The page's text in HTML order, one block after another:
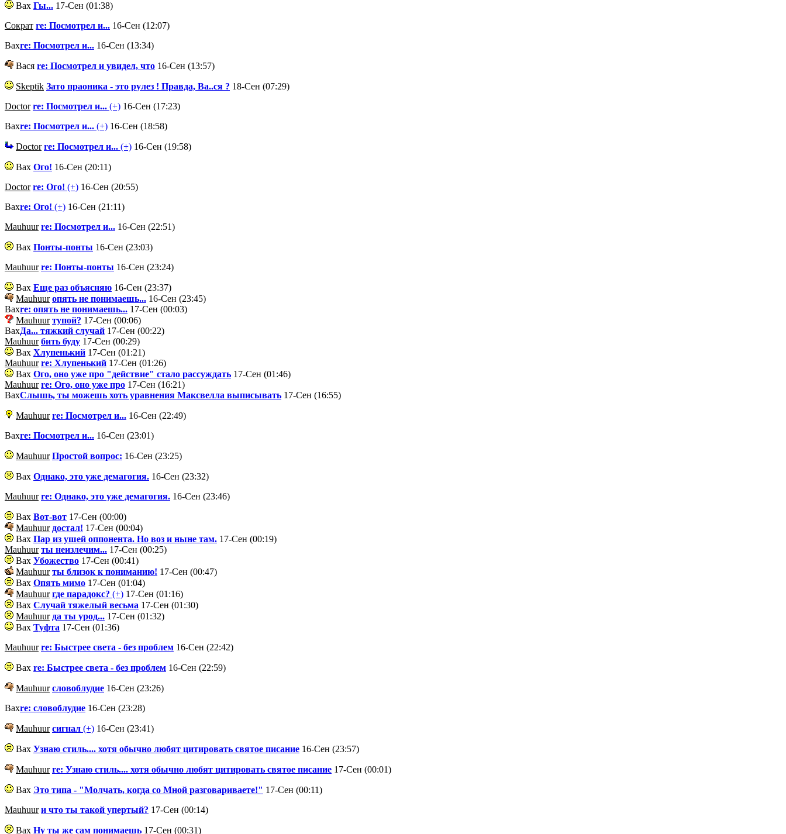
Вах Гы... 17-Сен (01:38)
Сократ re: Посмотрел и... 16-Сен (12:07)
Вахre: Посмотрел и... 16-Сен (13:34)
Вася re: Посмотрел и увидел, что 16-Сен (13:57)
Skeptik Зато праоника - это рулез ! Правда, Ва..ся ? 18-Сен (07:29)
Doctor re: Посмотрел и... (+) 16-Сен (17:23)
Вахre: Посмотрел и... (+) 16-Сен (18:58)
Doctor re: Посмотрел и... (+) 16-Сен (19:58)
Вах Ого! 16-Сен (20:11)
Doctor re: Ого! (+) 16-Сен (20:55)
Вахre: Ого! (+) 16-Сен (21:11)
Mauhuur re: Посмотрел и... 16-Сен (22:51)
Вах Понты-понты 16-Сен (23:03)
Mauhuur re: Понты-понты 16-Сен (23:24)
Вах Еще раз объясняю 16-Сен (23:37)
Mauhuur опять не понимаешь... 16-Сен (23:45)
Вахre: опять не понимаешь... 17-Сен (00:03)
Mauhuur тупой? 17-Сен (00:06)
ВахДа... тяжкий случай 17-Сен (00:22)
Mauhuur бить буду 17-Сен (00:29)
Вах Хлупенький 17-Сен (01:21)
Mauhuur re: Хлупенький 17-Сен (01:26)
Вах Ого, оно уже про "действие" стало рассуждать 17-Сен (01:46)
Mauhuur re: Ого, оно уже про 17-Сен (16:21)
ВахСлышь, ты можешь хоть уравнения Максвелла выписывать 17-Сен (16:55)
Mauhuur re: Посмотрел и... 16-Сен (22:49)
Вахre: Посмотрел и... 16-Сен (23:01)
Mauhuur Простой вопрос: 16-Сен (23:25)
Вах Однако, это уже демагогия. 16-Сен (23:32)
Mauhuur re: Однако, это уже демагогия. 16-Сен (23:46)
Вах Вот-вот 17-Сен (00:00)
Mauhuur достал! 17-Сен (00:04)
Вах Пар из ушей оппонента. Но воз и ныне там. 17-Сен (00:19)
Mauhuur ты неизлечим... 17-Сен (00:25)
Вах Убожество 17-Сен (00:41)
Mauhuur ты близок к пониманию! 17-Сен (00:47)
Вах Опять мимо 17-Сен (01:04)
Mauhuur где парадокс? (+) 17-Сен (01:16)
Вах Случай тяжелый весьма 17-Сен (01:30)
Mauhuur да ты урод... 17-Сен (01:32)
Вах Туфта 17-Сен (01:36)
Mauhuur re: Быстрее света - без проблем 16-Сен (22:42)
Вах re: Быстрее света - без проблем 16-Сен (22:59)
Mauhuur словоблудие 16-Сен (23:26)
Вахre: словоблудие 16-Сен (23:28)
Mauhuur сигнал (+) 16-Сен (23:41)
Вах Узнаю стиль.... хотя обычно любят цитировать святое писание 16-Сен (23:57)
Mauhuur re: Узнаю стиль.... хотя обычно любят цитировать святое писание 17-Сен (00:01)
Вах Это типа - "Молчать, когда со Мной разговариваете!" 17-Сен (00:11)
Mauhuur и что ты такой упертый? 17-Сен (00:14)
Вах Ну ты же сам понимаешь 17-Сен (00:31)